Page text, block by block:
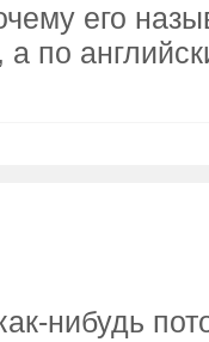
его
по
нибудь